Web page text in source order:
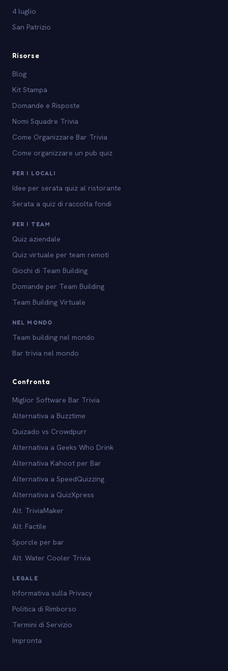
4 luglio
San Patrizio
Risorse
Blog
Kit Stampa
Domande e Risposte
Nomi Squadre Trivia
Come Organizzare Bar Trivia
Come organizzare un pub quiz
PER I LOCALI
Idee per serata quiz al ristorante
Serata a quiz di raccolta fondi
PER I TEAM
Quiz aziendale
Quiz virtuale per team remoti
Giochi di Team Building
Domande per Team Building
Team Building Virtuale
NEL MONDO
Team building nel mondo
Bar trivia nel mondo
Confronta
Miglior Software Bar Trivia
Alternativa a Buzztime
Quizado vs Crowdpurr
Alternativa a Geeks Who Drink
Alternativa Kahoot per Bar
Alternativa a SpeedQuizzing
Alternativa a QuizXpress
Alt. TriviaMaker
Alt. Factile
Sporcle per bar
Alt. Water Cooler Trivia
LEGALE
Informativa sulla Privacy
Politica di Rimborso
Termini di Servizio
Impronta